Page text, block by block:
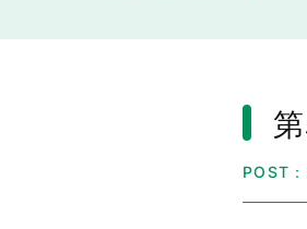
POST